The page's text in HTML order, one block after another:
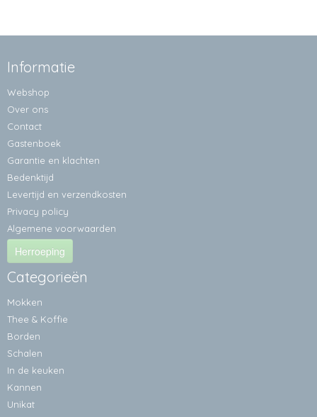
Informatie
Webshop
Over ons
Contact
Gastenboek
Garantie en klachten
Bedenktijd
Levertijd en verzendkosten
Privacy policy
Algemene voorwaarden
Herroeping
Categorieën
Mokken
Thee & Koffie
Borden
Schalen
In de keuken
Kannen
Unikat